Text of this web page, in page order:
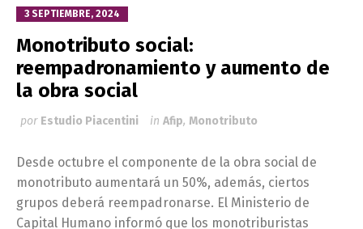
3 SEPTIEMBRE, 2024
Monotributo social:
reempadronamiento y aumento de
la obra social
por Estudio Piacentini in Afip, Monotributo
Desde octubre el componente de la obra social de
monotributo aumentará un 50%, además, ciertos
grupos deberá reempadronarse. El Ministerio de
Capital Humano informó que los monotriburistas